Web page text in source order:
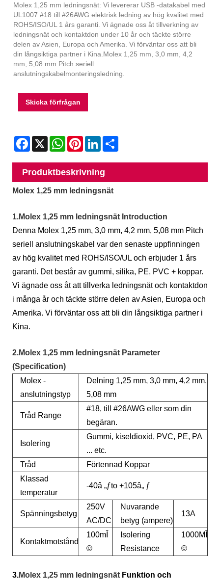
Molex 1,25 mm ledningsnät: Vi levererar USB -datakabel med
UL1007 #18 till #26AWG elektrisk ledning av hög kvalitet med
ROHS/ISO/UL 1 års garanti. Vi ägnade oss åt tillverkning av
ledningsnät och kontaktdon under 10 år och täckte större
delen av Asien, Europa och Amerika. Vi förväntar oss att bli
din långsiktiga partner i Kina.Molex 1,25 mm, 3,0 mm, 4,2
mm, 5,08 mm Pitch seriell
anslutningskabelmonteringsledning.
Skicka förfrågan
Facebook
X WhatsAppPinterestLinkedIn
Produktbeskrivning
Molex 1,25 mm ledningsnät
1.Molex 1,25 mm ledningsnät Introduction
Denna Molex 1,25 mm, 3,0 mm, 4,2 mm, 5,08 mm Pitch
seriell anslutningskabel var den senaste uppfinningen
av hög kvalitet med ROHS/ISO/UL och erbjuder 1 års
garanti. Det består av gummi, silika, PE, PVC + koppar.
Vi ägnade oss åt att tillverka ledningsnät och kontaktdon
i många år och täckte större delen av Asien, Europa och
Amerika. Vi förväntar oss att bli din långsiktiga partner i
Kina.
2.Molex 1,25 mm ledningsnät Parameter
(Specification)
Molex -
anslutningstyp
Delning 1,25 mm, 3,0 mm, 4,2 mm,
5,08 mm
Tråd Range
#18, till #26AWG eller som din
begäran.
Isolering
Gummi, kiseldioxid, PVC, PE, PA
... etc.
Tråd
Förtennad Koppar
Klassad
temperatur
-40â „ƒto +105â„ ƒ
Spänningsbetyg
250V
AC/DC
Nuvarande
betyg (ampere)
13A
Kontaktmotstånd
100mÎ
©
Isolering
Resistance
1000MÎ
©
3.Molex 1,25 mm ledningsnät Funktion och